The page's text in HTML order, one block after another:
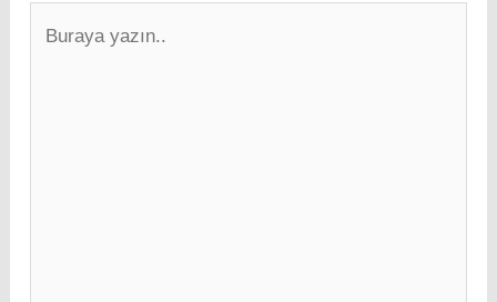
yazın..